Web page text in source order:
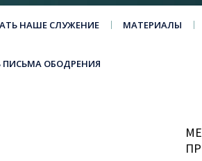
НАШЕ СЛУЖЕНИЕ МАТЕРИАЛЫ
ПИСЬМА ОБОДРЕНИЯ